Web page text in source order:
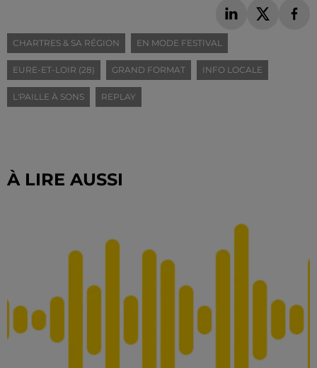
CHARTRES & SA RÉGION EN MODE FESTIVAL
EURE-ET-LOIR (28) GRAND FORMAT INFO LOCALE
L'PAILLE À SONS REPLAY
À LIRE AUSSI